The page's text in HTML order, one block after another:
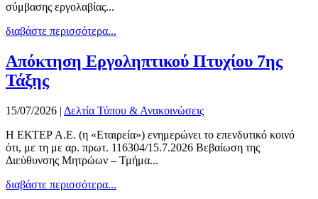
σύμβασης εργολαβίας...
διαβάστε περισσότερα...
Απόκτηση Εργοληπτικού Πτυχίου 7ης
Τάξης
15/07/2026 | Δελτία Τύπου & Ανακοινώσεις
Η ΕΚΤΕΡ Α.Ε. (η «Εταιρεία») ενημερώνει το επενδυτικό κοινό
ότι, με τη με αρ. πρωτ. 116304/15.7.2026 Βεβαίωση της
Διεύθυνσης Μητρώων – Τμήμα...
διαβάστε περισσότερα...